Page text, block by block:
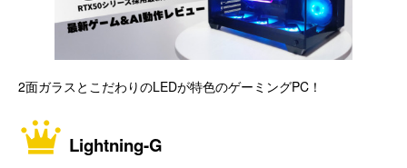
2面ガラスとこだわりのLEDが特色のゲーミングPC！
Lightning-G